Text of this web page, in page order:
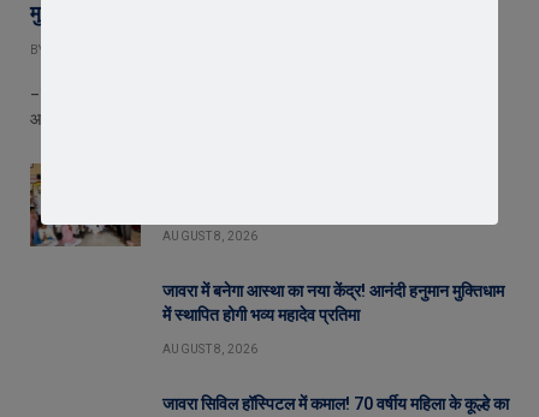
मुक्तिधाम के विकास को मिले 10 लाख !
BY
– विधायक डॉ. राजेंद्र पांडेय ने की घोषणा, पौधारोपण के साथ हुआ आयोजन जावरा।
आनंदी…
AUGUST 8, 2026
जावरा में बनेगा आस्था का नया केंद्र! आनंदी हनुमान मुक्तिधाम
में स्थापित होगी भव्य महादेव प्रतिमा
AUGUST 8, 2026
जावरा सिविल हॉस्पिटल में कमाल! 70 वर्षीय महिला के कूल्हे का